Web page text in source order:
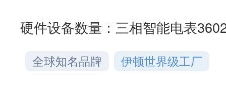
硬件设备数量： 三相智能电表
全球知名品牌 伊顿世界级工厂